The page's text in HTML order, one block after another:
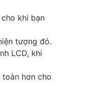
khi bạn
tượng đó.
LCD, khi
hơn cho